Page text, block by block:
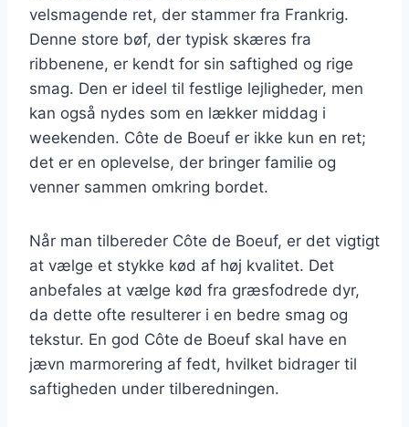
velsmagende ret, der stammer fra Frankrig.
Denne store bøf, der typisk skæres fra
ribbenene, er kendt for sin saftighed og rige
smag. Den er ideel til festlige lejligheder, men
kan også nydes som en lækker middag i
weekenden. Côte de Boeuf er ikke kun en ret;
det er en oplevelse, der bringer familie og
venner sammen omkring bordet.
Når man tilbereder Côte de Boeuf, er det vigtigt
at vælge et stykke kød af høj kvalitet. Det
anbefales at vælge kød fra græsfodrede dyr,
da dette ofte resulterer i en bedre smag og
tekstur. En god Côte de Boeuf skal have en
jævn marmorering af fedt, hvilket bidrager til
saftigheden under tilberedningen.